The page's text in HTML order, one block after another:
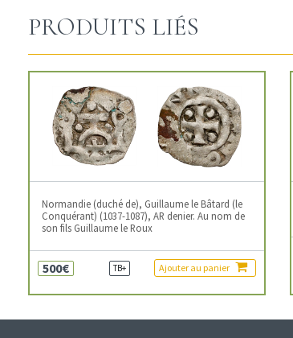
PRODUITS LIÉS
Normandie (duché de), Guillaume le Bâtard (le
Conquérant) (1037-1087), AR denier. Au nom de
son fils Guillaume le Roux
500€ TB+ Ajouter au panier